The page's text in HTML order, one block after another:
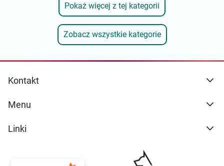
Zobacz wszystkie kategorie
Pokaż więcej z tej kategorii
Kontakt
Menu
Linki